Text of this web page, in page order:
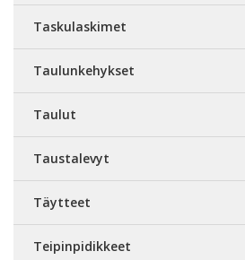
Taskulaskimet
Taulunkehykset
Taulut
Taustalevyt
Täytteet
Teipinpidikkeet